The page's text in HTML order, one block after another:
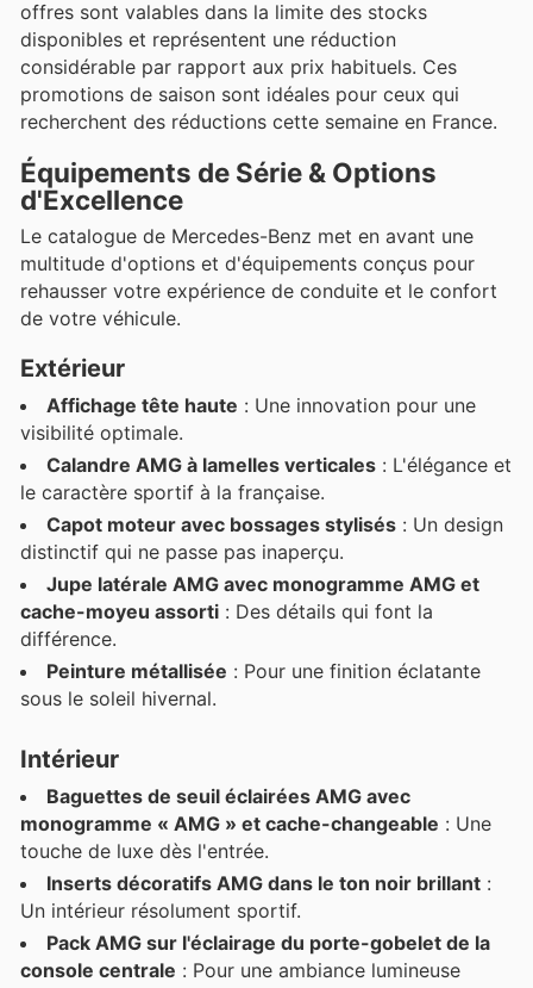
offres sont valables dans la limite des stocks
disponibles et représentent une réduction
considérable par rapport aux prix habituels. Ces
promotions de saison sont idéales pour ceux qui
recherchent des réductions cette semaine en France.
Équipements de Série & Options
d'Excellence
Le catalogue de Mercedes-Benz met en avant une
multitude d'options et d'équipements conçus pour
rehausser votre expérience de conduite et le confort
de votre véhicule.
Extérieur
Affichage tête haute : Une innovation pour une
visibilité optimale.
Calandre AMG à lamelles verticales : L'élégance et
le caractère sportif à la française.
Capot moteur avec bossages stylisés : Un design
distinctif qui ne passe pas inaperçu.
Jupe latérale AMG avec monogramme AMG et
cache-moyeu assorti : Des détails qui font la
différence.
Peinture métallisée : Pour une finition éclatante
sous le soleil hivernal.
Intérieur
Baguettes de seuil éclairées AMG avec
monogramme « AMG » et cache-changeable : Une
touche de luxe dès l'entrée.
Inserts décoratifs AMG dans le ton noir brillant :
Un intérieur résolument sportif.
Pack AMG sur l'éclairage du porte-gobelet de la
console centrale : Pour une ambiance lumineuse